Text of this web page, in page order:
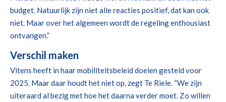
budget. Natuurlijk zijn niet alle reacties positief, dat kan ook
niet. Maar over het algemeen wordt de regeling enthousiast
ontvangen.”
Verschil maken
Vitens heeft in haar mobiliteitsbeleid doelen gesteld voor
2025. Maar daar houdt het niet op, zegt Te Riele. “We zijn
uiteraard al bezig met hoe het daarna verder moet. Zo willen